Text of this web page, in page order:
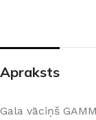
Apraksts
Gala vāciņš